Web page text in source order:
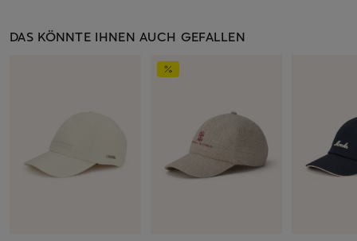
DAS KÖNNTE IHNEN AUCH GEFALLEN